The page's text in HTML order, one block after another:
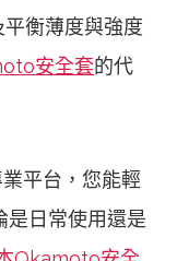
衡薄度與強度
安全套的代
平台，您能輕
是日常使用還是